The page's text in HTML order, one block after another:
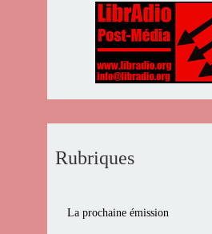
Rubriques
La prochaine émission